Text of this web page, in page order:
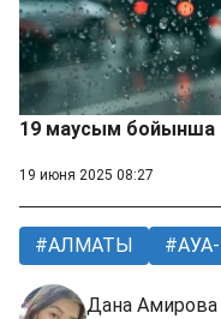
19 маусым
19 июня 2025 08:27
АЛМАТЫ
Дана Амирова